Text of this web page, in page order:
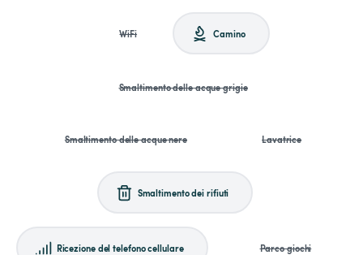
WiFi Camino
Smaltimento delle acque grigie
Smaltimento delle acque nere Lavatrice
Smaltimento dei rifiuti
Ricezione del telefono cellulare Parco giochi